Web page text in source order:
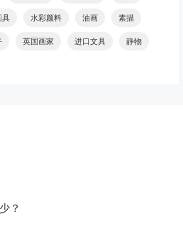
具 水彩颜料 油画 素描
英国画家 进口文具 静物
？